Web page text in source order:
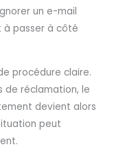
un e-mail
à passer à côté
procédure claire.
de réclamation, le
devient alors
peut